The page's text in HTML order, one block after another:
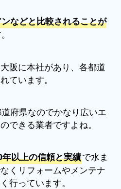
などと比較されることが
阪に本社があり、各都道
ています。
府県なのでかなり広いエ
できる業者ですよね。
以上の信頼と実績で水ま
くリフォームやメンテナ
行っています。